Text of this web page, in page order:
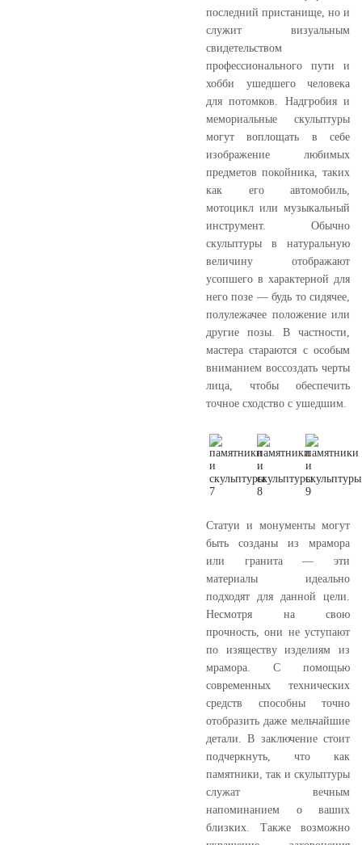
последний пристанище, но и
служит визуальным
свидетельством
профессионального пути и
хобби ушедшего человека
для потомков. Надгробия и
мемориальные скульптуры
могут воплощать в себе
изображение любимых
предметов покойника, таких
как его автомобиль,
мотоцикл или музыкальный
инструмент. Обычно
скульптуры в натуральную
величину отображают
усопшего в характерной для
него позе — будь то сидячее,
полулежачее положение или
другие позы. В частности,
мастера стараются с особым
вниманием воссоздать черты
лица, чтобы обеспечить
точное сходство с ушедшим.
Статуи и монументы могут
быть созданы из мрамора
или гранита — эти
материалы идеально
подходят для данной цели.
Несмотря на свою
прочность, они не уступают
по изяществу изделиям из
мрамора. С помощью
современных технических
средств способны точно
отобразить даже мельчайшие
детали. В заключение стоит
подчеркнуть, что как
памятники, так и скульптуры
служат вечным
напоминанием о ваших
близких. Также возможно